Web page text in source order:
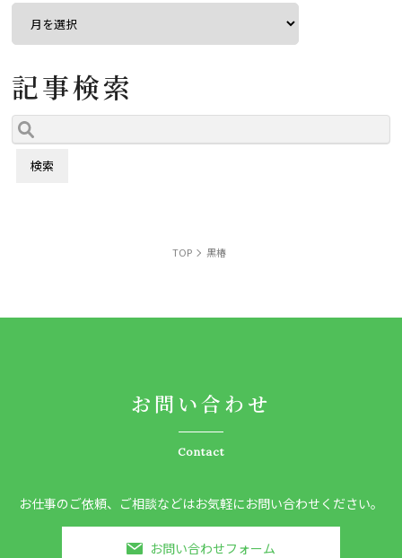
記事検索
TOP 黒椿
お問い合わせ
Contact
お仕事のご依頼、ご相談などはお気軽にお問い合わせください。
お問い合わせフォーム